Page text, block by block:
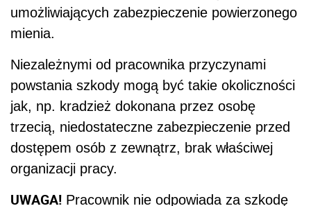
umożliwiających zabezpieczenie powierzonego
mienia.
Niezależnymi od pracownika przyczynami
powstania szkody mogą być takie okoliczności
jak, np. kradzież dokonana przez osobę
trzecią, niedostateczne zabezpieczenie przed
dostępem osób z zewnątrz, brak właściwej
organizacji pracy.
UWAGA! Pracownik nie odpowiada za szkodę